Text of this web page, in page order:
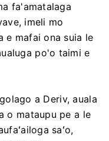
fa'amatalaga
imeli mo
e mafai ona suia le
po'o taimi e
a Deriv, auala
o mataupu pe a le
saʻo,